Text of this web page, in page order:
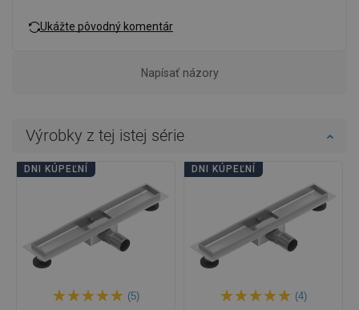
Ukážte pôvodný komentár
Napísať názory
Výrobky z tej istej série
DNI KÚPEĽNÍ
(5)
DNI KÚPEĽNÍ
(4)